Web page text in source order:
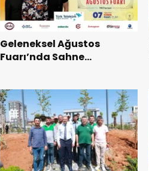
Geleneksel Ağustos
Fuarı’nda Sahne